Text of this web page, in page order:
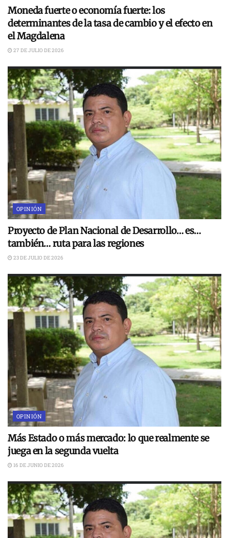
Moneda fuerte o economía fuerte: los
determinantes de la tasa de cambio y el efecto en
el Magdalena
27 DE JULIO DE 2026
OPINIÓN
Proyecto de Plan Nacional de Desarrollo… es…
también… ruta para las regiones
23 DE JULIO DE 2026
OPINIÓN
Más Estado o más mercado: lo que realmente se
juega en la segunda vuelta
16 DE JUNIO DE 2026